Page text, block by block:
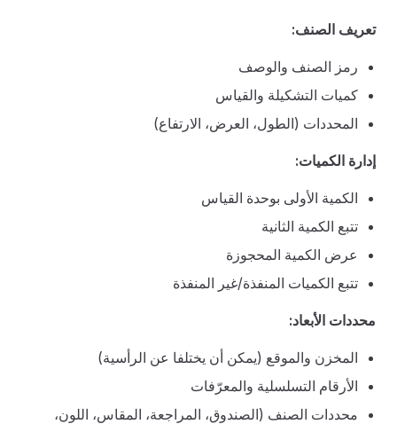
تعريف الصنف:
رمز الصنف والوصف
كميات التشكيلة والقياس
المحددات (الطول، العرض، الارتفاع)
إدارة الكميات:
الكمية الأولى بوحدة القياس
تتبع الكمية الثانية
عرض الكمية المحجوزة
تتبع الكميات المنفذة/غير المنفذة
محددات الأبعاد:
المخزن والموقع (يمكن أن يختلفا عن الرأسية)
الأرقام التسلسلية والمعرّفات
محددات الصنف (الصندوق، المراجعة، المقاس، اللون،